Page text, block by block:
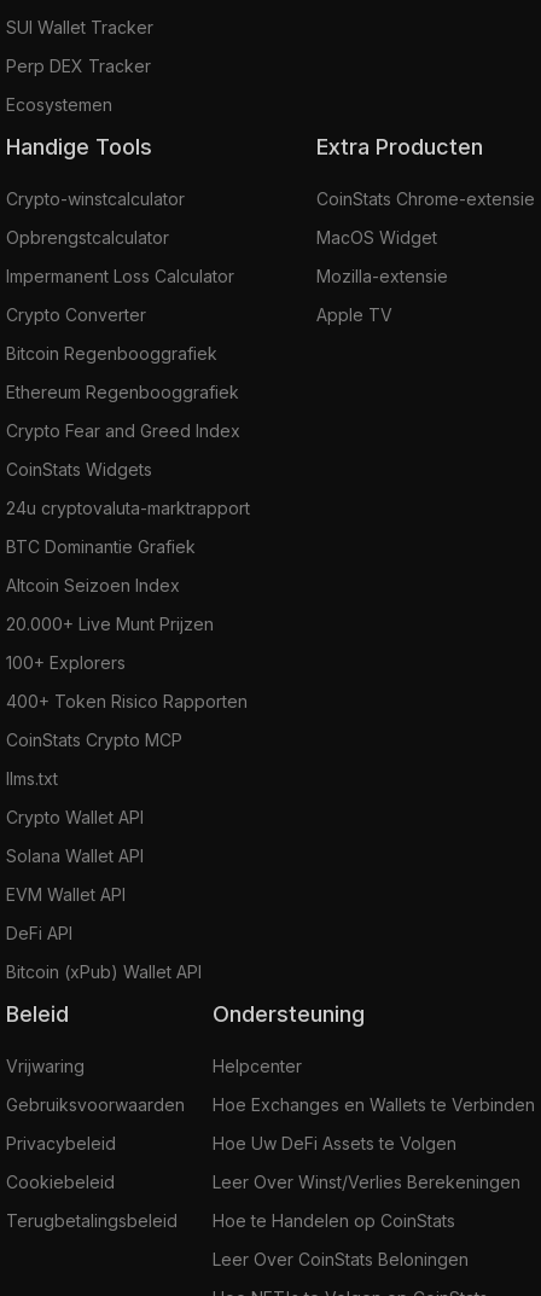
SUI Wallet Tracker
Perp DEX Tracker
Ecosystemen
Handige Tools
Crypto-winstcalculator
Opbrengstcalculator
Impermanent Loss Calculator
Crypto Converter
Bitcoin Regenbooggrafiek
Ethereum Regenbooggrafiek
Crypto Fear and Greed Index
CoinStats Widgets
24u cryptovaluta-marktrapport
BTC Dominantie Grafiek
Altcoin Seizoen Index
20.000+ Live Munt Prijzen
100+ Explorers
400+ Token Risico Rapporten
CoinStats Crypto MCP
llms.txt
Crypto Wallet API
Solana Wallet API
EVM Wallet API
DeFi API
Bitcoin (xPub) Wallet API
Extra Producten
CoinStats Chrome-extensie
MacOS Widget
Mozilla-extensie
Apple TV
Beleid
Vrijwaring
Gebruiksvoorwaarden
Privacybeleid
Cookiebeleid
Terugbetalingsbeleid
Ondersteuning
Helpcenter
Hoe Exchanges en Wallets te Verbinden
Hoe Uw DeFi Assets te Volgen
Leer Over Winst/Verlies Berekeningen
Hoe te Handelen op CoinStats
Leer Over CoinStats Beloningen